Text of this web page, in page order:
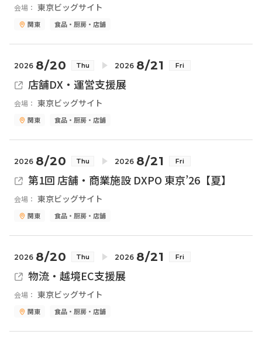
会場： 東京ビッグサイト
関東 食品・厨房・店舗
2026 8/20 Thu 2026 8/21 Fri
店舗DX・運営支援展
会場： 東京ビッグサイト
関東 食品・厨房・店舗
2026 8/20 Thu 2026 8/21 Fri
第1回 店舗・商業施設 DXPO 東京’26【夏】
会場： 東京ビッグサイト
関東 食品・厨房・店舗
2026 8/20 Thu 2026 8/21 Fri
物流・越境EC支援展
会場： 東京ビッグサイト
関東 食品・厨房・店舗